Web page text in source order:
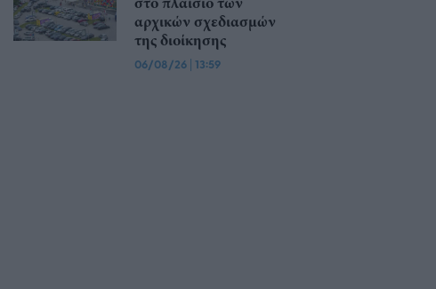
αρχικών σχεδιασμών
της διοίκησης
06/08/26 | 13:59